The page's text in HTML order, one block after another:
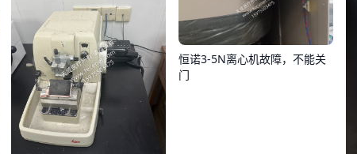
恒诺3-5N离心机故障，不能关
门